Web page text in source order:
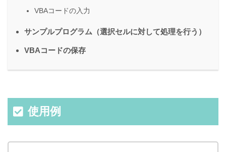
VBAコードの入力
サンプルプログラム（選択セルに対して処理を行う）
VBAコードの保存
使用例